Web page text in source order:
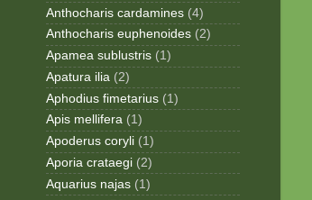
Anthocharis cardamines (4)
Anthocharis euphenoides (2)
Apamea sublustris (1)
Apatura ilia (2)
Aphodius fimetarius (1)
Apis mellifera (1)
Apoderus coryli (1)
Aporia crataegi (2)
Aquarius najas (1)